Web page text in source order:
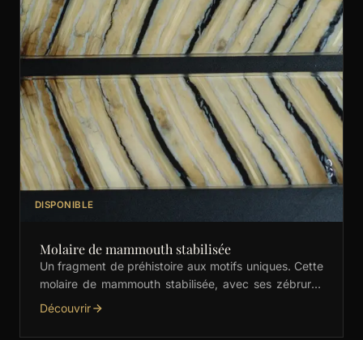
DISPONIBLE
Molaire de mammouth stabilisée
Un fragment de préhistoire aux motifs uniques. Cette
molaire de mammouth stabilisée, avec ses zébrures
crème et noires, est idéale pour les manches de …
Découvrir